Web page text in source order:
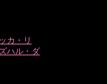
カ・リ
ハル・ダ